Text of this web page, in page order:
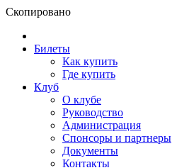
Скопировано
Билеты
Как купить
Где купить
Клуб
О клубе
Руководство
Администрация
Спонсоры и партнеры
Документы
Контакты